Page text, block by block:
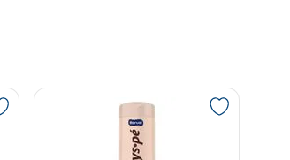
a evitar fungos e micoses, promovendo
especialmente em dias de calor ou atividades